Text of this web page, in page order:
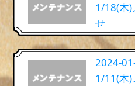
1/18(木)
せ
2024-
1/11(木)